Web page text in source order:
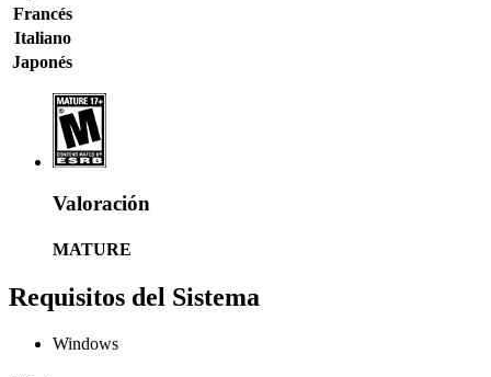
Francés
Italiano
Japonés
Valoración
MATURE
Requisitos del Sistema
Windows